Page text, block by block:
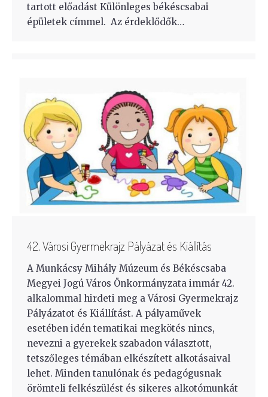
tartott előadást Különleges békéscsabai
épületek címmel. Az érdeklődők…
42. Városi Gyermekrajz Pályázat és Kiállítás
A Munkácsy Mihály Múzeum és Békéscsaba
Megyei Jogú Város Önkormányzata immár 42.
alkalommal hirdeti meg a Városi Gyermekrajz
Pályázatot és Kiállítást. A pályaművek
esetében idén tematikai megkötés nincs,
nevezni a gyerekek szabadon választott,
tetszőleges témában elkészített alkotásaival
lehet. Minden tanulónak és pedagógusnak
örömteli felkészülést és sikeres alkotómunkát